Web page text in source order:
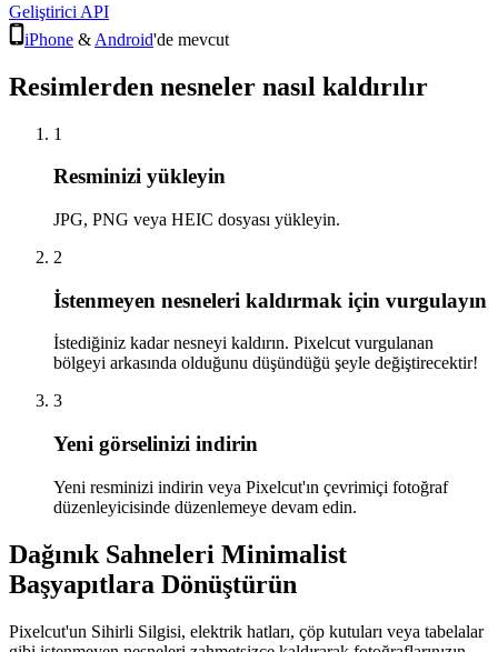
Geliştirici API
iPhone & Android'de mevcut
Resimlerden nesneler nasıl kaldırılır
1
Resminizi yükleyin
JPG, PNG veya HEIC dosyası yükleyin.
2
İstenmeyen nesneleri kaldırmak için vurgulayın
İstediğiniz kadar nesneyi kaldırın. Pixelcut vurgulanan
bölgeyi arkasında olduğunu düşündüğü şeyle değiştirecektir!
3
Yeni görselinizi indirin
Yeni resminizi indirin veya Pixelcut'ın çevrimiçi fotoğraf
düzenleyicisinde düzenlemeye devam edin.
Dağınık Sahneleri Minimalist
Başyapıtlara Dönüştürün
Pixelcut'un Sihirli Silgisi, elektrik hatları, çöp kutuları veya tabelalar